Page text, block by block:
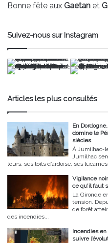
Bonne fête aux Gaetan et
Suivez-nous sur Instagram
Articles les plus consultés
En
domine le
siècles
À Jumilhac-
Jumilhac
tours, ses toits d’ardoise, ses
Vigilance
ce qu’il faut
La Gironde
tension.
de forêt
des incendies...
Incendies
suivre